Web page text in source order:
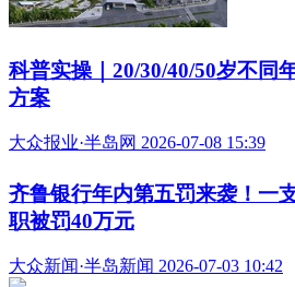
科普实操｜20/30/40/50岁不同
方案
大众报业·半岛网 2026-07-08 15:39
齐鲁银行年内第五罚来袭！一
职被罚40万元
大众新闻·半岛新闻 2026-07-03 10:42